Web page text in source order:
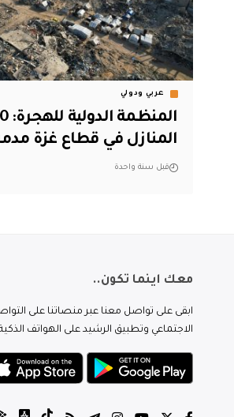
عربي ودولي
المنازل في قطاع غزة
قبل سنة واحدة
معك اينما تكون..
ابقى على تواصل معنا عبر منصاتنا على
الاجتماعي وتطبيق الرشيد على الهواتف